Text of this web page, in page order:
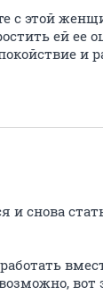
с этой
ей ее
и снова
вот